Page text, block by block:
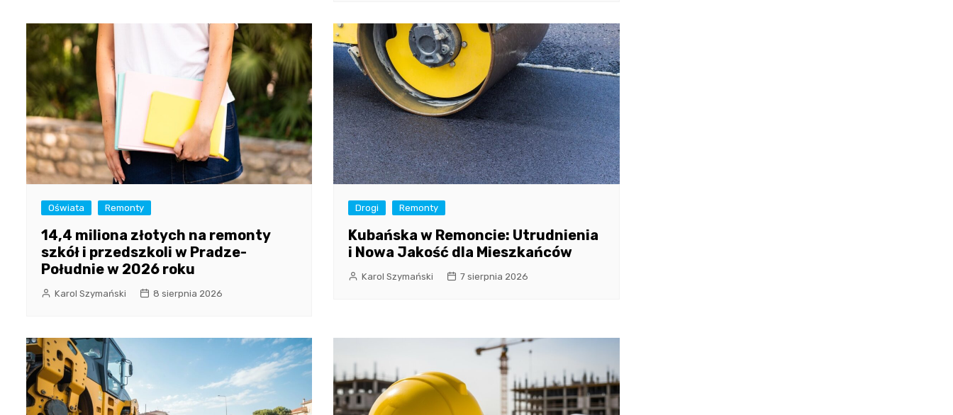
Oświata Remonty
14,4 miliona złotych na remonty
szkół i przedszkoli w Pradze-
Południe w 2026 roku
Karol Szymański 8 sierpnia 2026
Drogi Remonty
Kubańska w Remoncie: Utrudnienia
i Nowa Jakość dla Mieszkańców
Karol Szymański 7 sierpnia 2026